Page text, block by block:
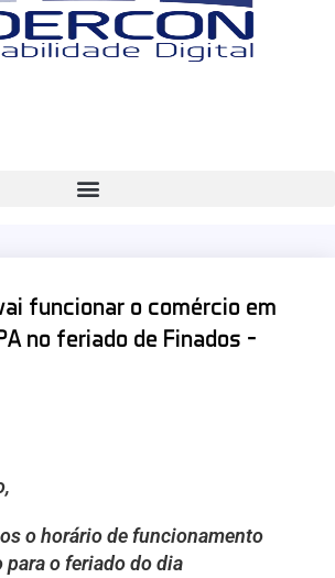
funcionar o comércio em
no feriado de Finados –
o horário de funcionamento
para o feriado do dia